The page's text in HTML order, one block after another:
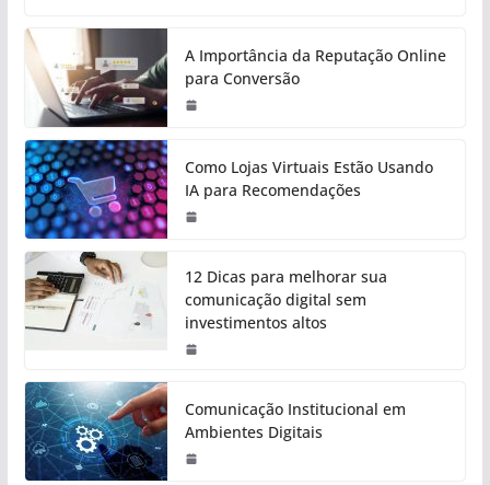
A Importância da Reputação Online
para Conversão
Como Lojas Virtuais Estão Usando
IA para Recomendações
12 Dicas para melhorar sua
comunicação digital sem
investimentos altos
Comunicação Institucional em
Ambientes Digitais